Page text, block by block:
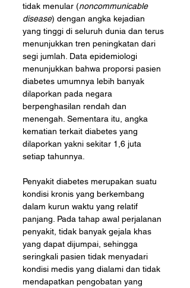
tidak menular (noncommunicable
disease) dengan angka kejadian
yang tinggi di seluruh dunia dan terus
menunjukkan tren peningkatan dari
segi jumlah. Data epidemiologi
menunjukkan bahwa proporsi pasien
diabetes umumnya lebih banyak
dilaporkan pada negara
berpenghasilan rendah dan
menengah. Sementara itu, angka
kematian terkait diabetes yang
dilaporkan yakni sekitar 1,6 juta
setiap tahunnya.
Penyakit diabetes merupakan suatu
kondisi kronis yang berkembang
dalam kurun waktu yang relatif
panjang. Pada tahap awal perjalanan
penyakit, tidak banyak gejala khas
yang dapat dijumpai, sehingga
seringkali pasien tidak menyadari
kondisi medis yang dialami dan tidak
mendapatkan pengobatan yang